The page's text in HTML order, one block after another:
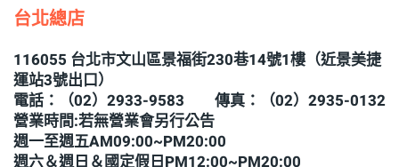
台北總店
116055 台北市文山區景福街230巷14號1樓（近景美捷
運站3號出口）
電話：（02）2933-9583 傳真：（02）2935-0132
營業時間:若無營業會另行公告
週一至週五AM09:00~PM20:00
週六＆週日＆國定假日PM12:00~PM20:00